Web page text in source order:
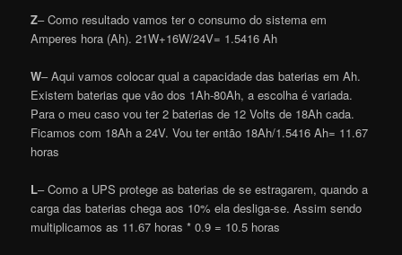
Z– Como resultado vamos ter o consumo do sistema em
Amperes hora (Ah). 21W+16W/24V= 1.5416 Ah
W– Aqui vamos colocar qual a capacidade das baterias em Ah.
Existem baterias que vão dos 1Ah-80Ah, a escolha é variada.
Para o meu caso vou ter 2 baterias de 12 Volts de 18Ah cada.
Ficamos com 18Ah a 24V. Vou ter então 18Ah/1.5416 Ah= 11.67
horas
L– Como a UPS protege as baterias de se estragarem, quando a
carga das baterias chega aos 10% ela desliga-se. Assim sendo
multiplicamos as 11.67 horas * 0.9 = 10.5 horas